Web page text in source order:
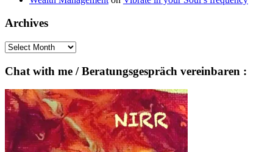
Archives
Archives
Chat with me / Beratungsgespräch vereinbaren :